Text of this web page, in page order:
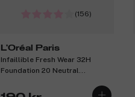
(156)
L'Oréal Paris
Infaillible Fresh Wear 32H
Foundation 20 Neutral